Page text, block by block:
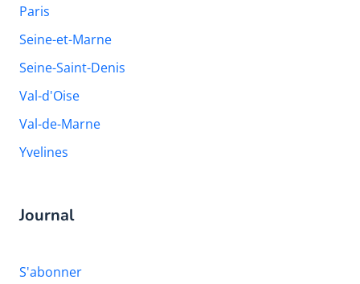
Paris
Seine-et-Marne
Seine-Saint-Denis
Val-d'Oise
Val-de-Marne
Yvelines
Journal
S'abonner